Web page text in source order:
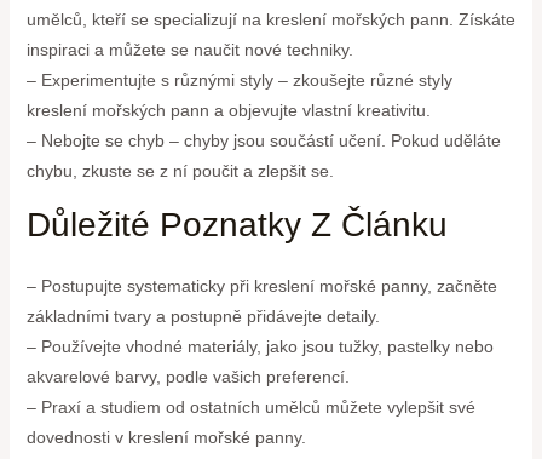
umělců, kteří se specializují na kreslení mořských pann. Získáte
inspiraci a můžete se naučit nové techniky.
– Experimentujte s různými styly – zkoušejte různé styly
kreslení mořských pann a objevujte vlastní kreativitu.
– Nebojte se chyb – chyby jsou součástí učení. Pokud uděláte
chybu, zkuste se z ní poučit a zlepšit se.
Důležité Poznatky Z Článku
– Postupujte systematicky při kreslení mořské panny, začněte
základními tvary a postupně přidávejte detaily.
– Používejte vhodné materiály, jako jsou tužky, pastelky nebo
akvarelové barvy, podle vašich preferencí.
– Praxí a studiem od ostatních umělců můžete vylepšit své
dovednosti v kreslení mořské panny.